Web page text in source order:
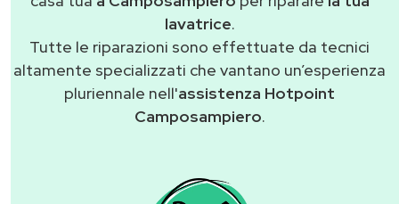
lavatrice.
Tutte le riparazioni sono effettuate da tecnici
altamente specializzati che vantano un’esperienza
pluriennale nell'assistenza Hotpoint
Camposampiero.